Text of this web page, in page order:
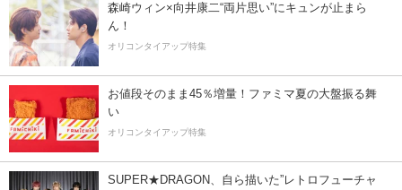
森崎ウィン×向井康二“両片思い”にキュンが止まら
ん！
オリコンタイアップ特集
お値段そのまま45％増量！ファミマ夏の大盤振る舞
い
オリコンタイアップ特集
SUPER★DRAGON、自ら描いた”レトロフューチャ